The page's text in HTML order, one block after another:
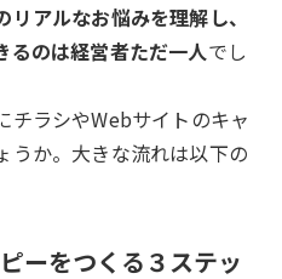
リアルなお悩みを理解し、
るのは経営者ただ一人でし
チラシやWebサイトのキャ
うか。大きな流れは以下の
ーをつくる３ステッ